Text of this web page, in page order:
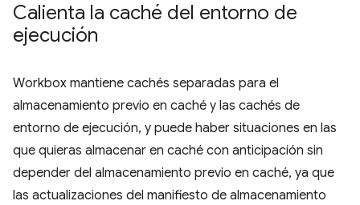
Calienta la caché del entorno de
ejecución
Workbox mantiene cachés separadas para el
almacenamiento previo en caché y las cachés de
entorno de ejecución, y puede haber situaciones en las
que quieras almacenar en caché con anticipación sin
depender del almacenamiento previo en caché, ya que
las actualizaciones del manifiesto de almacenamiento